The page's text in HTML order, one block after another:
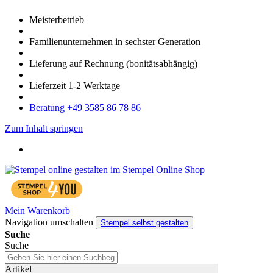
Meister­betrieb
Familien­unter­nehmen in sechster Gene­ration
Lieferung auf Rech­nung (bonitätsabhängig)
Liefer­zeit 1-2 Werk­tage
Bera­tung +49 3585 86 78 86
Zum Inhalt springen
Mein Warenkorb
Navigation umschalten
Stempel selbst gestalten
Suche
Suche
Artikel